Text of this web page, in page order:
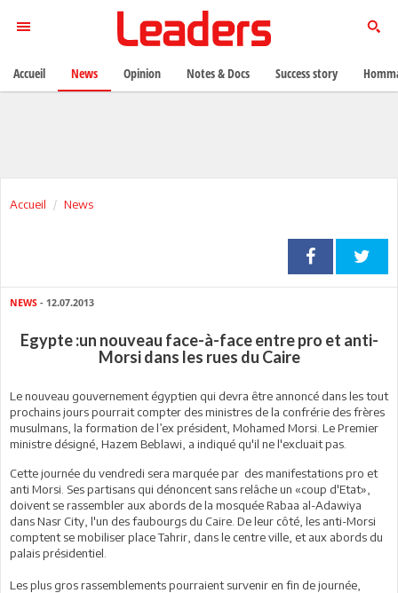
Accueil News
NEWS - 12.07.2013
Egypte :un nouveau face-à-face entre pro et anti-
Morsi dans les rues du Caire
Le nouveau gouvernement égyptien qui devra être annoncé dans les tout
prochains jours pourrait compter des ministres de la confrérie des frères
musulmans, la formation de l’ex président, Mohamed Morsi. Le Premier
ministre désigné, Hazem Beblawi, a indiqué qu'il ne l'excluait pas.
Cette journée du vendredi sera marquée par des manifestations pro et
anti Morsi. Ses partisans qui dénoncent sans relâche un «coup d'Etat»,
doivent se rassembler aux abords de la mosquée Rabaa al-Adawiya
dans Nasr City, l'un des faubourgs du Caire. De leur côté, les anti-Morsi
comptent se mobiliser place Tahrir, dans le centre ville, et aux abords du
palais présidentiel.
Les plus gros rassemblements pourraient survenir en fin de journée,
Accueil News Opinion Notes & Docs Success story